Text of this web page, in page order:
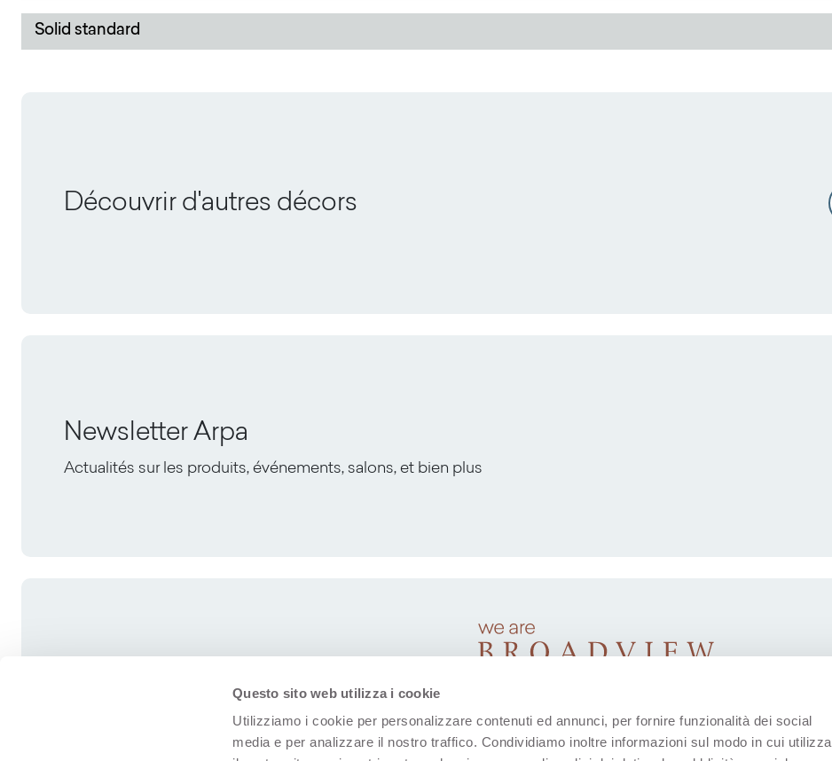
Questo sito web utilizza i cookie
Utilizziamo i cookie per personalizzare contenuti ed annunci, per fornire funzionalità dei social
media e per analizzare il nostro traffico. Condividiamo inoltre informazioni sul modo in cui utilizza
Solid standard
Découvrir d'autres décors
Newsletter Arpa
Actualités sur les produits, événements, salons, et bien plus